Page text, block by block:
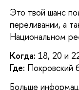
Это твой шанс
переливании, а
Национальном
Когда: 18, 20 и
Где: Покровский
Больше